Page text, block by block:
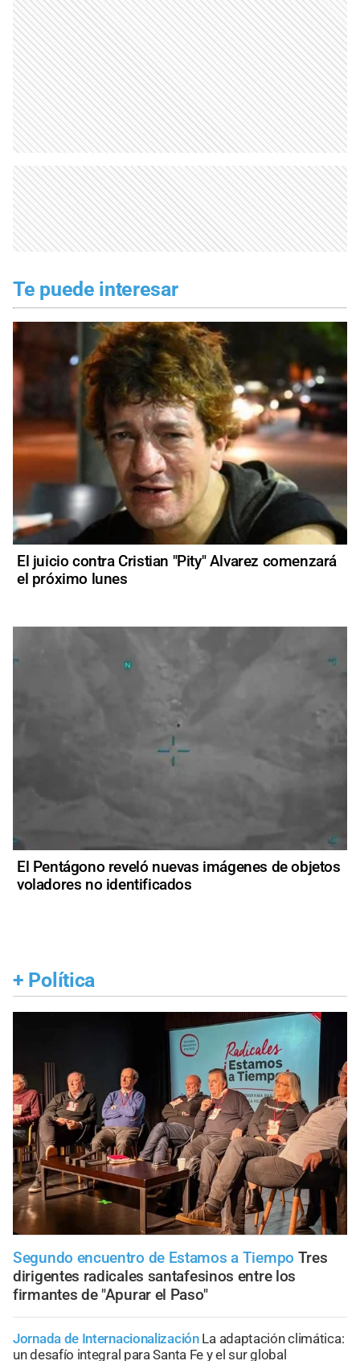
Te puede interesar
El juicio contra Cristian "Pity" Alvarez comenzará
el próximo lunes
El Pentágono reveló nuevas imágenes de objetos
voladores no identificados
+ Política
Segundo encuentro de Estamos a Tiempo Tres
dirigentes radicales santafesinos entre los
firmantes de "Apurar el Paso"
Jornada de Internacionalización La adaptación climática:
un desafío integral para Santa Fe y el sur global